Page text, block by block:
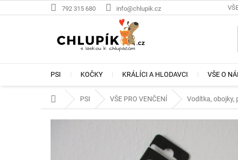
na
792 315 680 info@chlupik.cz
PSI KOČKY KRÁLÍCI A HLODAVCI VŠE O
Domů PSI VŠE PRO VENČENÍ Vodítka, obojky,